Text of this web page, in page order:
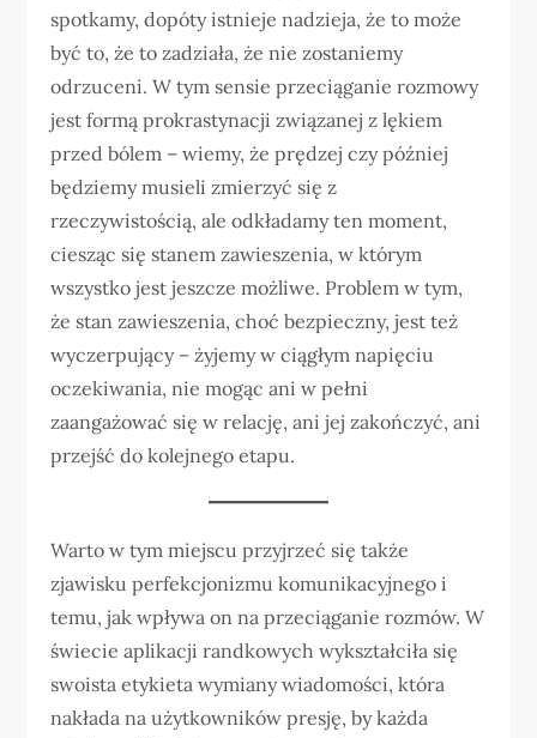
spotkamy, dopóty istnieje nadzieja, że to może
być to, że to zadziała, że nie zostaniemy
odrzuceni. W tym sensie przeciąganie rozmowy
jest formą prokrastynacji związanej z lękiem
przed bólem – wiemy, że prędzej czy później
będziemy musieli zmierzyć się z
rzeczywistością, ale odkładamy ten moment,
ciesząc się stanem zawieszenia, w którym
wszystko jest jeszcze możliwe. Problem w tym,
że stan zawieszenia, choć bezpieczny, jest też
wyczerpujący – żyjemy w ciągłym napięciu
oczekiwania, nie mogąc ani w pełni
zaangażować się w relację, ani jej zakończyć, ani
przejść do kolejnego etapu.
Warto w tym miejscu przyjrzeć się także
zjawisku perfekcjonizmu komunikacyjnego i
temu, jak wpływa on na przeciąganie rozmów. W
świecie aplikacji randkowych wykształciła się
swoista etykieta wymiany wiadomości, która
nakłada na użytkowników presję, by każda